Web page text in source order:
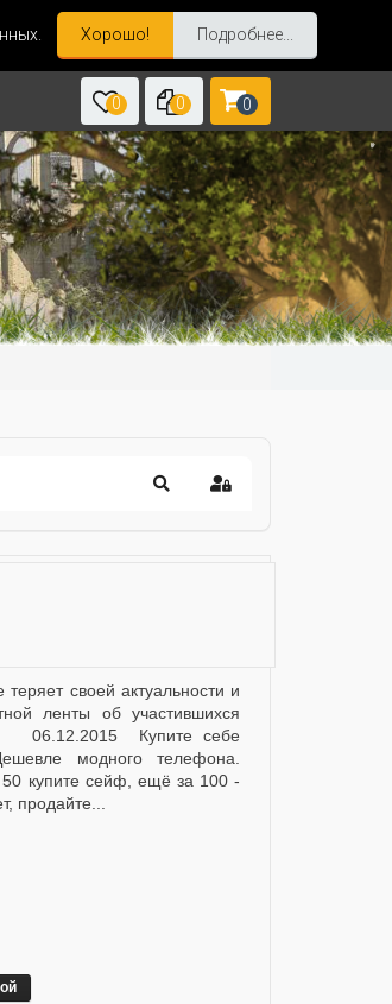
Хорошо! Подробнее...
0 0 0
ленты об участившихся
06.12.2015 Купите себе
модного телефона.
купите сейф, ещё за 100 -
продайте...